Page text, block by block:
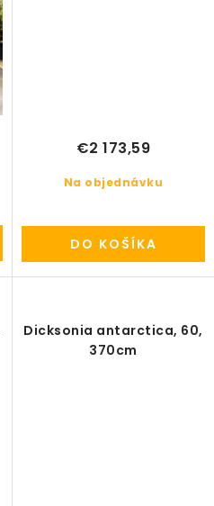
Na objednávku
€2 173,59
DO KOŠÍKA
Dicksonia antarctica, 60,
370cm